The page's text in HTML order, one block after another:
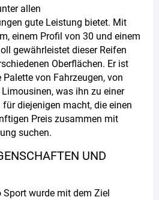
allen
gute Leistung bietet. Mit
einem Profil von 30 und einem
gewährleistet dieser Reifen
Oberflächen. Er ist
von Fahrzeugen, von
was ihn zu einer
diejenigen macht, die einen
Preis zusammen mit
suchen.
UND
wurde mit dem Ziel